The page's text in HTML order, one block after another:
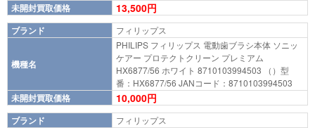
未開封買取価格 13,500円
ブランド フィリップス
機種名
PHILIPS フィリップス 電動歯ブラシ本体 ソニッ
ケアー プロテクトクリーン プレミアム
HX6877/56 ホワイト 8710103994503 （）型
番：HX6877/56 JANコード：8710103994503
未開封買取価格 10,000円
ブランド フィリップス